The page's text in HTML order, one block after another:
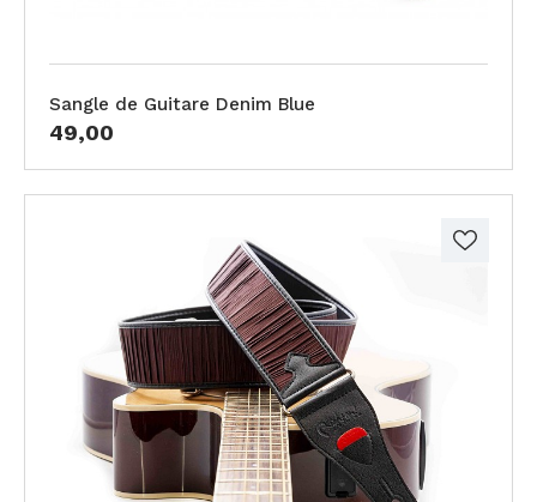
Sangle de Guitare Denim Blue
49,00